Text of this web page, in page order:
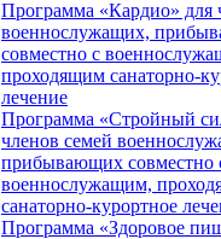
Программа «Кардио» для
военнослужащих,
совместно с
проходящим санаторно-
лечение
Программа «Стройный
членов семей
прибывающих совместно
военнослужащим,
санаторно-курортное
Программа «Здоровое